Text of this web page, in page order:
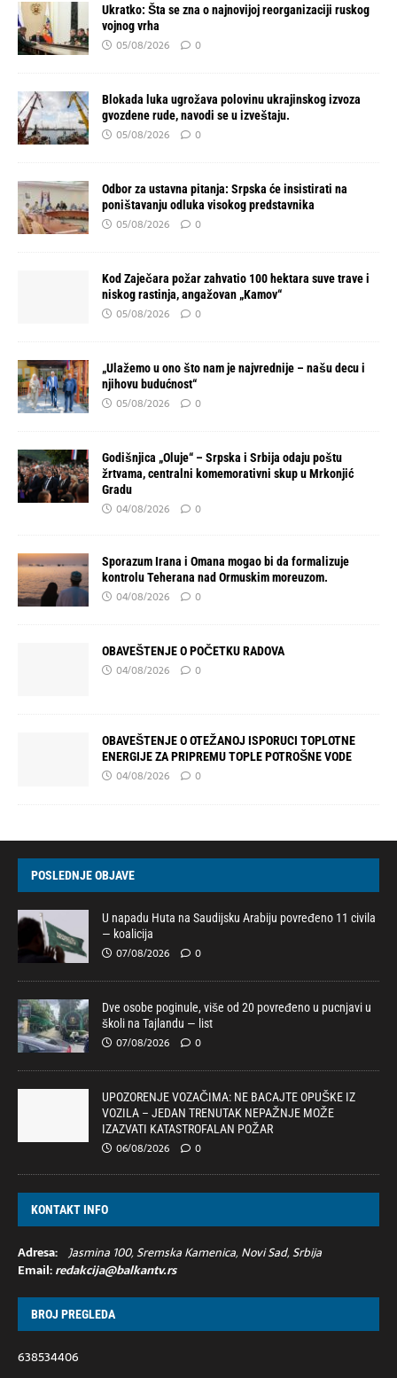
Ukratko: Šta se zna o najnovijoj reorganizaciji ruskog
vojnog vrha
05/08/2026 0
Blokada luka ugrožava polovinu ukrajinskog izvoza
gvozdene rude, navodi se u izveštaju.
05/08/2026 0
Odbor za ustavna pitanja: Srpska će insistirati na
poništavanju odluka visokog predstavnika
05/08/2026 0
Kod Zaječara požar zahvatio 100 hektara suve trave i
niskog rastinja, angažovan „Kamov“
05/08/2026 0
„Ulažemo u ono što nam je najvrednije – našu decu i
njihovu budućnost“
05/08/2026 0
Godišnjica „Oluje“ – Srpska i Srbija odaju poštu
žrtvama, centralni komemorativni skup u Mrkonjić
Gradu
04/08/2026 0
Sporazum Irana i Omana mogao bi da formalizuje
kontrolu Teherana nad Ormuskim moreuzom.
04/08/2026 0
OBAVEŠTENJE O POČETKU RADOVA
04/08/2026 0
OBAVEŠTENJE O OTEŽANOJ ISPORUCI TOPLOTNE
ENERGIJE ZA PRIPREMU TOPLE POTROŠNE VODE
04/08/2026 0
POSLEDNJE OBJAVE
U napadu Huta na Saudijsku Arabiju povređeno 11 civila
— koalicija
07/08/2026 0
Dve osobe poginule, više od 20 povređeno u pucnjavi u
školi na Tajlandu — list
07/08/2026 0
UPOZORENJE VOZAČIMA: NE BACAJTE OPUŠKE IZ
VOZILA – JEDAN TRENUTAK NEPAŽNJE MOŽE
IZAZVATI KATASTROFALAN POŽAR
06/08/2026 0
KONTAKT INFO
Adresa: Jasmina 100, Sremska Kamenica, Novi Sad, Srbija
Email:redakcija@balkantv.rs
BROJ PREGLEDA
638534406